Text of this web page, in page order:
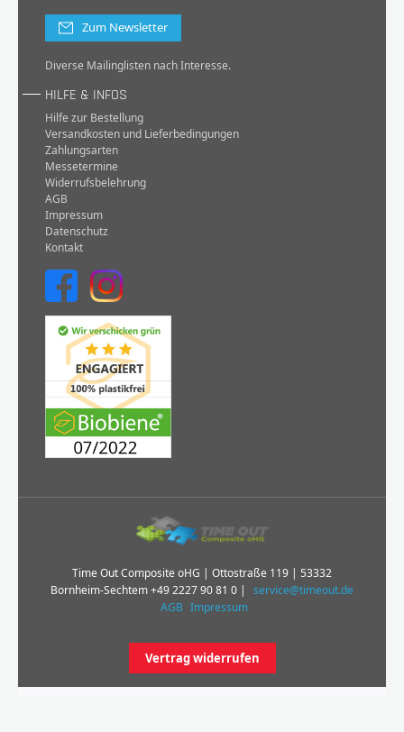
Zum Newsletter
Diverse Mailinglisten nach Interesse.
HILFE & INFOS
Hilfe zur Bestellung
Versandkosten und Lieferbedingungen
Zahlungsarten
Messetermine
Widerrufsbelehrung
AGB
Impressum
Datenschutz
Kontakt
Time Out Composite oHG | Ottostraße 119 | 53332
Bornheim-Sechtem+49 2227 90 81 0 |
service@timeout.de
AGB Impressum
Vertrag widerrufen